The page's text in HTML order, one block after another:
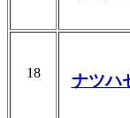
18 ナツハ